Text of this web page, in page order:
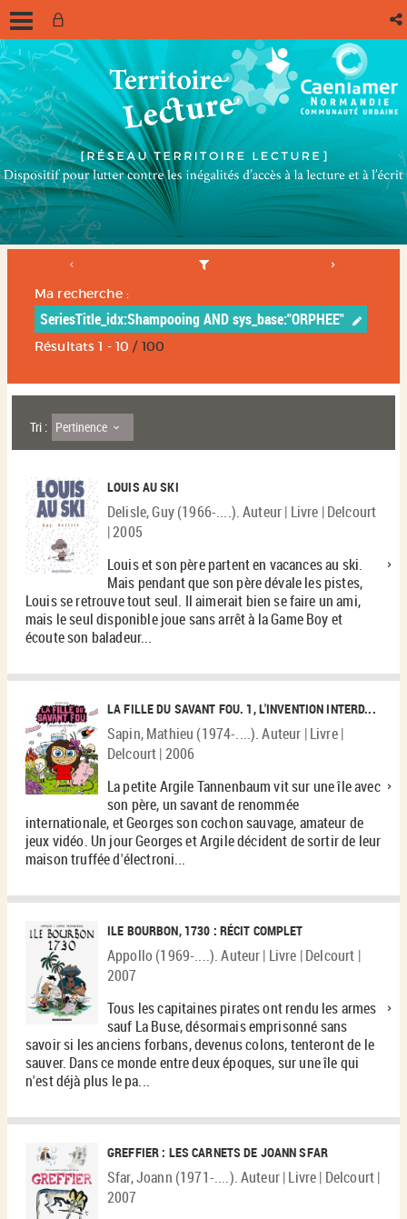
Ma recherche :
SeriesTitle_idx:Shampooing AND sys_base:"ORPHEE"
Résultats1 - 10 / 100
Tri : Pertinence
LOUIS AU SKI
Delisle, Guy (1966-....). Auteur | Livre | Delcourt
| 2005
Louis et son père partent en vacances au ski.
Mais pendant que son père dévale les pistes,
Louis se retrouve tout seul. Il aimerait bien se faire un ami,
mais le seul disponible joue sans arrêt à la Game Boy et
écoute son baladeur...
LA FILLE DU SAVANT FOU. 1, L'INVENTION INTERD...
Sapin, Mathieu (1974-....). Auteur | Livre |
Delcourt | 2006
La petite Argile Tannenbaum vit sur une île avec
son père, un savant de renommée
internationale, et Georges son cochon sauvage, amateur de
jeux vidéo. Un jour Georges et Argile décident de sortir de leur
maison truffée d'électroni...
ILE BOURBON, 1730 : RÉCIT COMPLET
Appollo (1969-....). Auteur | Livre | Delcourt |
2007
Tous les capitaines pirates ont rendu les armes
sauf La Buse, désormais emprisonné sans
savoir si les anciens forbans, devenus colons, tenteront de le
sauver. Dans ce monde entre deux époques, sur une île qui
n'est déjà plus le pa...
GREFFIER : LES CARNETS DE JOANN SFAR
Sfar, Joann (1971-....). Auteur | Livre | Delcourt |
2007